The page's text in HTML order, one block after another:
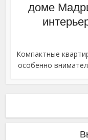
доме
Компактные
особенно